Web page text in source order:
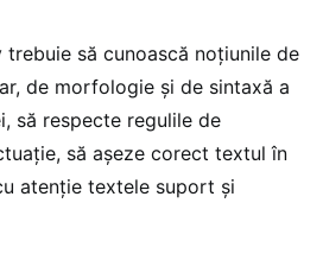
să cunoască noțiunile de
de morfologie și de sintaxă a
să respecte regulile de
să așeze corect textul în
atenție textele suport și